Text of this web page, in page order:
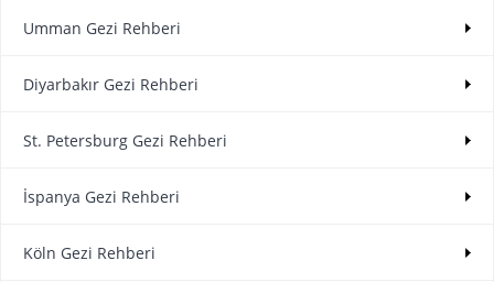
Umman Gezi Rehberi
Diyarbakır Gezi Rehberi
St. Petersburg Gezi Rehberi
İspanya Gezi Rehberi
Köln Gezi Rehberi